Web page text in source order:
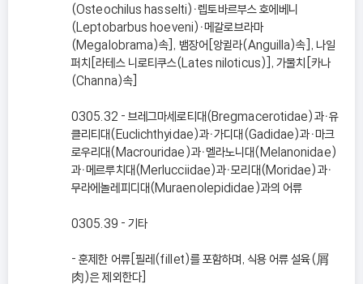
(Osteochilus hasselti)ㆍ렙토바르부스 호에베니
(Leptobarbus hoeveni)ㆍ메갈로브라마
(Megalobrama)속], 뱀장어[앙귈라(Anguilla)속], 나일
퍼치[라테스 니로티쿠스(Lates niloticus)], 가물치[카나
(Channa)속]
0305.32 - 브레그마세로티대(Bregmacerotidae)과ㆍ유
클리티대(Euclichthyidae)과ㆍ가디대(Gadidae)과ㆍ마크
로우리대(Macrouridae)과ㆍ멜라노니대(Melanonidae)
과ㆍ메르루치대(Merlucciidae)과ㆍ모리대(Moridae)과ㆍ
무라에놀레피디대(Muraenolepididae)과의 어류
0305.39 - 기타
- 훈제한 어류[필레(fillet)를 포함하며, 식용 어류 설육(屑
肉)은 제외한다]